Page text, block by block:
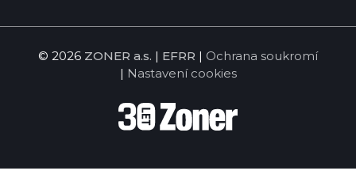
© 2026 ZONER a.s. | EFRR | Ochrana soukromí
| Nastavení cookies